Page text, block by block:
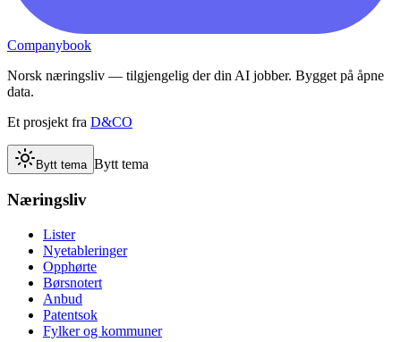
Companybook
Norsk næringsliv — tilgjengelig der din AI jobber. Bygget på åpne
data.
Et prosjekt fra D&CO
Bytt tema Bytt tema
Næringsliv
Lister
Nyetableringer
Opphørte
Børsnotert
Anbud
Patentsok
Fylker og kommuner